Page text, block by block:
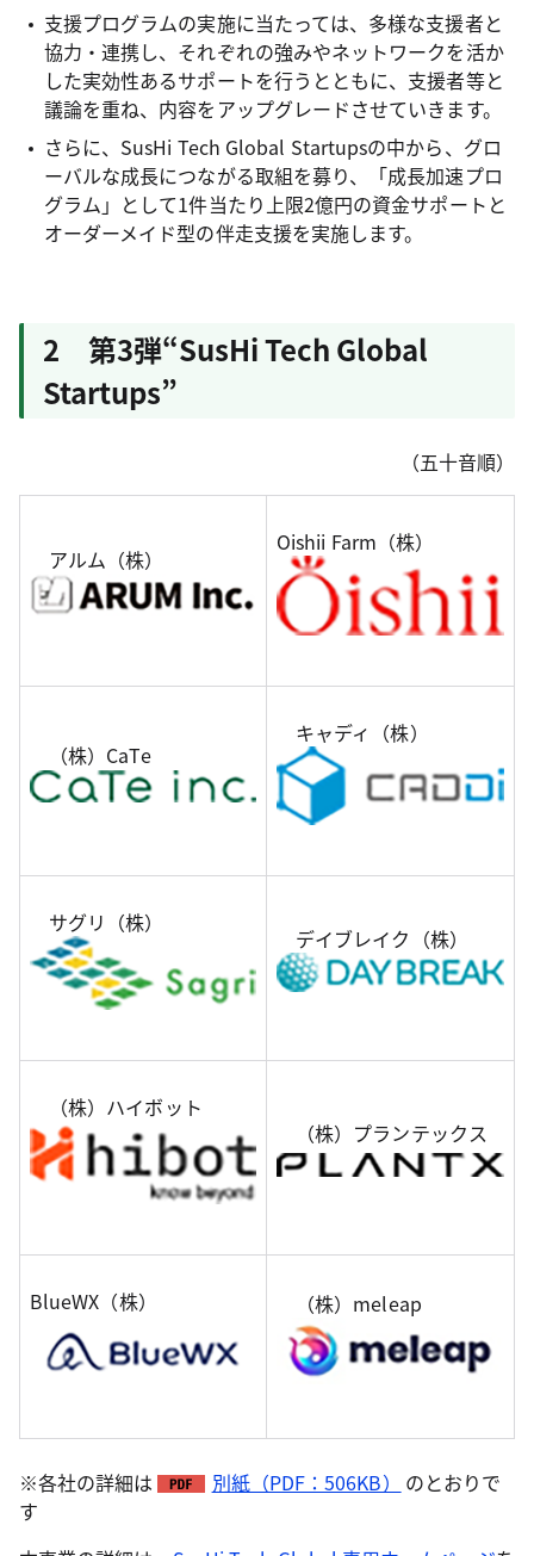
支援プログラムの実施に当たっては、多様な支援者と
協力・連携し、それぞれの強みやネットワークを活か
した実効性あるサポートを行うとともに、支援者等と
議論を重ね、内容をアップグレードさせていきます。
さらに、SusHi Tech Global Startupsの中から、グロ
ーバルな成長につながる取組を募り、「成長加速プロ
グラム」として1件当たり上限2億円の資金サポートと
オーダーメイド型の伴走支援を実施します。
2 第3弾“SusHi Tech Global
Startups”
（五十音順）
アルム（株）
Oishii Farm（株）
（株）CaTe
キャディ（株）
サグリ（株）
デイブレイク（株）
（株）ハイボット
（株）プランテックス
BlueWX（株） （株）meleap
※各社の詳細は 別紙（PDF：506KB）
のとおりで
す